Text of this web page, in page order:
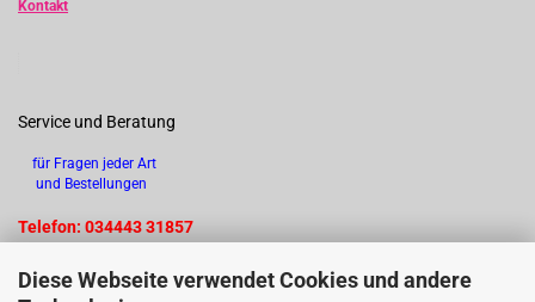
Diese Webseite verwendet Cookies und andere
Kontakt
Service und Beratung
für Fragen jeder Art
und Bestellungen
Telefon: 034443 31857